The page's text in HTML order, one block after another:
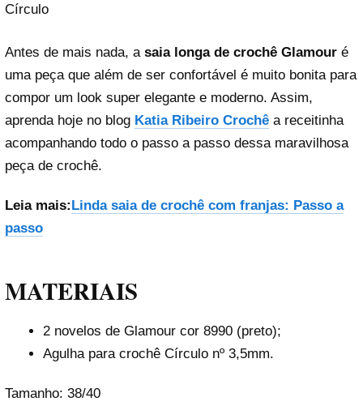
Círculo
Antes de mais nada, a saia longa de crochê Glamour é
uma peça que além de ser confortável é muito bonita para
compor um look super elegante e moderno. Assim,
aprenda hoje no blog Katia Ribeiro Crochê a receitinha
acompanhando todo o passo a passo dessa maravilhosa
peça de crochê.
Leia mais: Linda saia de crochê com franjas: Passo a
passo
MATERIAIS
2 novelos de Glamour cor 8990 (preto);
Agulha para crochê Círculo nº 3,5mm.
Tamanho: 38/40